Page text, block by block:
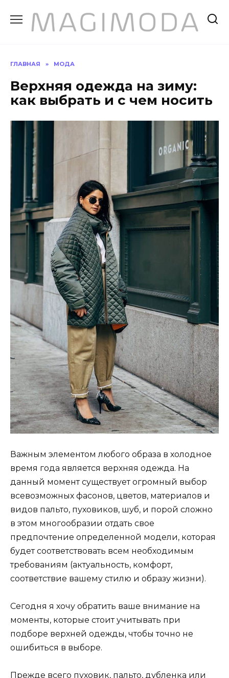
содержанию
ГЛАВНАЯ » МОДА
Верхняя одежда на зиму:
как выбрать и с чем носить
Важным элементом любого образа в холодное
время года является верхняя одежда. На
данный момент существует огромный выбор
всевозможных фасонов, цветов, материалов и
видов пальто, пуховиков, шуб, и порой сложно
в этом многообразии отдать свое
предпочтение определенной модели, которая
будет соответствовать всем необходимым
требованиям (актуальность, комфорт,
соответствие вашему стилю и образу жизни).
Сегодня я хочу обратить ваше внимание на
моменты, которые стоит учитывать при
подборе верхней одежды, чтобы точно не
ошибиться в выборе.
Прежде всего пуховик, пальто, дубленка или